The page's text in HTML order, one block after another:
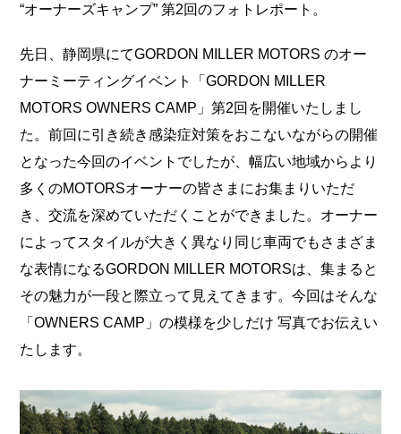
“オーナーズキャンプ” 第2回のフォトレポート。
先日、静岡県にてGORDON MILLER MOTORS のオー
ナーミーティングイベント「GORDON MILLER
MOTORS OWNERS CAMP」第2回を開催いたしまし
た。前回に引き続き感染症対策をおこないながらの開催
となった今回のイベントでしたが、幅広い地域からより
多くのMOTORSオーナーの皆さまにお集まりいただ
き、交流を深めていただくことができました。オーナー
によってスタイルが大きく異なり同じ車両でもさまざま
な表情になるGORDON MILLER MOTORSは、集まると
その魅力が一段と際立って見えてきます。今回はそんな
「OWNERS CAMP」の模様を少しだけ 写真でお伝えい
たします。